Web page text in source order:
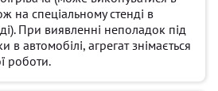
на спеціальному стенді в
При виявленні неполадок під
в автомобілі, агрегат знімається
роботи.